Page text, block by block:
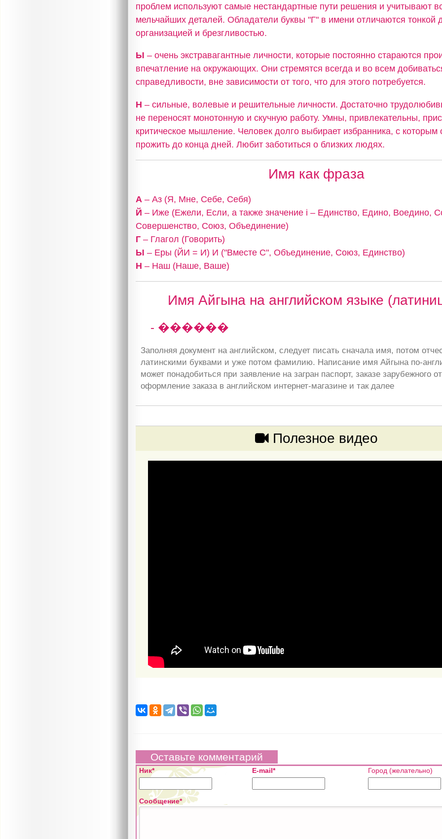
проблем используют самые нестандартные пути решения и учитывают
мельчайших деталей. Обладатели буквы "Г" в имени отличаются тонкой
организацией и брезгливостью.
Ы – очень экстравагантные личности, которые постоянно стараются
впечатление на окружающих. Они стремятся всегда и во всем
справедливости, вне зависимости от того, что для этого потребуется.
Н – сильные, волевые и решительные личности. Достаточно
не переносят монотонную и скучную работу. Умны, привлекательны,
критическое мышление. Человек долго выбирает избранника, с которым
прожить до конца дней. Любит заботиться о близких людях.
Имя как фраза
А – Аз (Я, Мне, Себе, Себя)
Й – Иже (Ежели, Если, а также значение i – Единство, Едино, Воедино,
Совершенство, Союз, Объединение)
Г – Глагол (Говорить)
Ы – Еры (ЙИ = И) И ("Вместе С", Объединение, Союз, Единство)
Н – Наш (Наше, Ваше)
Имя Айгына на английском языке
- ������
Заполняя документ на английском, следует писать сначала имя, потом
латинскими буквами и уже потом фамилию. Написание имя Айгына по-
может понадобиться при заявление на загран паспорт, заказе зарубежного
оформление заказа в английском интернет-магазине и так далее
Полезное видео
Оставьте комментарий
Ник* E-mail* Город (желательно)
Сообщение*